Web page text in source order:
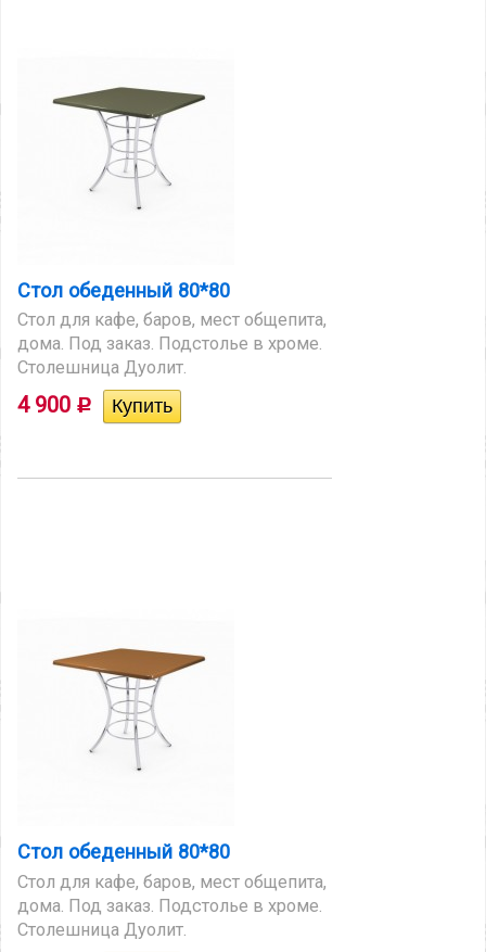
Стол обеденный 80*80
Стол для кафе, баров, мест общепита,
дома. Под заказ. Подстолье в хроме.
Столешница Дуолит.
4 900 Р
Стол обеденный 80*80
Стол для кафе, баров, мест общепита,
дома. Под заказ. Подстолье в хроме.
Столешница Дуолит.